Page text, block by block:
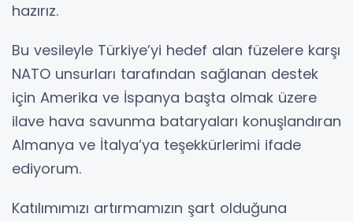
hazırız.
Bu vesileyle Türkiye’yi hedef alan füzelere karşı
NATO unsurları tarafından sağlanan destek
için Amerika ve İspanya başta olmak üzere
ilave hava savunma bataryaları konuşlandıran
Almanya ve İtalya’ya teşekkürlerimi ifade
ediyorum.
Katılımımızı artırmamızın şart olduğuna